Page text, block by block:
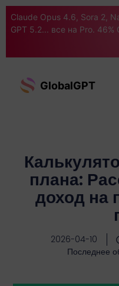
Claude Opus 4.6, Sora 2,
GPT 5.2... все на Pro. 46%
GlobalGPT
плана:
доход на
2026-04-10
Последнее